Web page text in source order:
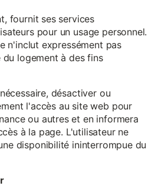
fournit ses services
pour un usage personnel.
n'inclut expressément pas
logement à des fins
désactiver ou
l'accès au site web pour
ou autres et en informera
à la page. L'utilisateur ne
disponibilité ininterrompue du